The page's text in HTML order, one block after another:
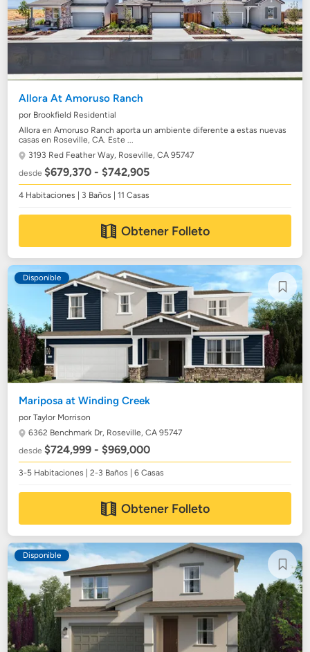
Allora At Amoruso Ranch
por Brookfield Residential
Allora en Amoruso Ranch aporta un ambiente diferente a estas nuevas
casas en Roseville, CA. Este ...
3193 Red Feather Way, Roseville, CA 95747
desde$679,370 - $742,905
4 Habitaciones | 3 Baños | 11 Casas
Obtener Folleto
Disponible
Mariposa at Winding Creek
por Taylor Morrison
6362 Benchmark Dr, Roseville, CA 95747
desde$724,999 - $969,000
3-5 Habitaciones | 2-3 Baños | 6 Casas
Obtener Folleto
Disponible